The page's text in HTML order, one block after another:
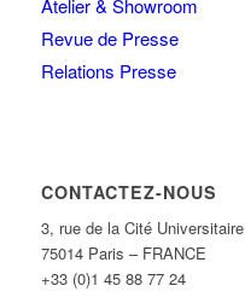
Atelier & Showroom
Revue de Presse
Relations Presse
CONTACTEZ-NOUS
3, rue de la Cité Universitaire
75014 Paris – FRANCE
+33 (0)1 45 88 77 24